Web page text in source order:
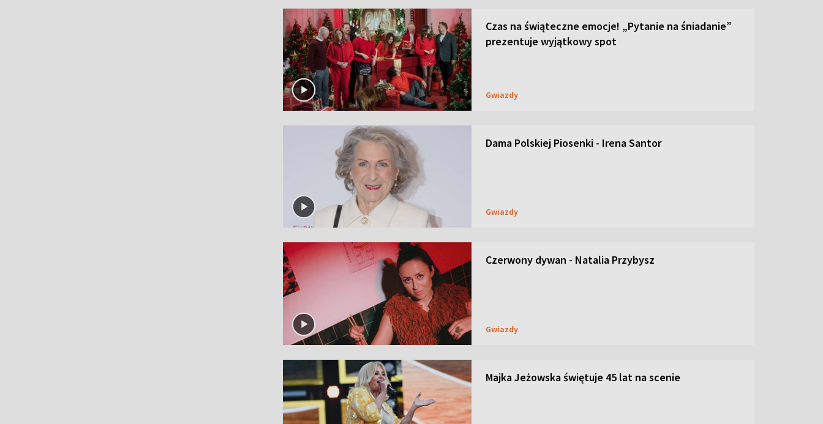
Czas na świąteczne emocje! „Pytanie na śniadanie”
prezentuje wyjątkowy spot
Gwiazdy
Dama Polskiej Piosenki - Irena Santor
Gwiazdy
Czerwony dywan - Natalia Przybysz
Gwiazdy
Majka Jeżowska świętuje 45 lat na scenie